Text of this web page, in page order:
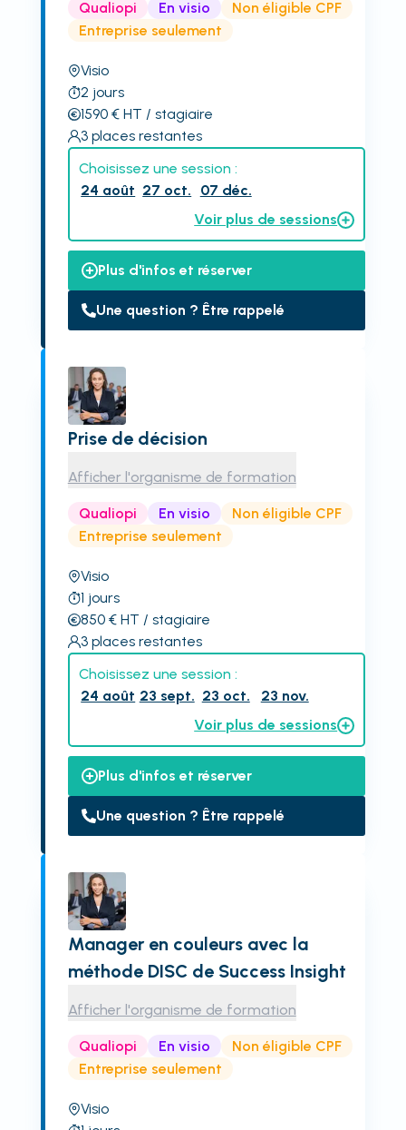
Qualiopi En visio
Non éligible CPF
Entreprise seulement
Visio
2 jours
1590€ HT / stagiaire
3 places restantes
Choisissez une session :
24 août 27 oct.
07 déc.
Voir plus de sessions
Plus d'infos et réserver
Une question ? Être rappelé
Prise de décision
Afficher l'organisme de formation
Qualiopi En visio
Non éligible CPF
Entreprise seulement
Visio
1 jours
850€ HT / stagiaire
3 places restantes
Choisissez une session :
24 août 23 sept. 23 oct.
23 nov.
Voir plus de sessions
Plus d'infos et réserver
Une question ? Être rappelé
Manager en couleurs avec la
méthode DISC de Success Insight
Afficher l'organisme de formation
Qualiopi En visio
Non éligible CPF
Entreprise seulement
Visio